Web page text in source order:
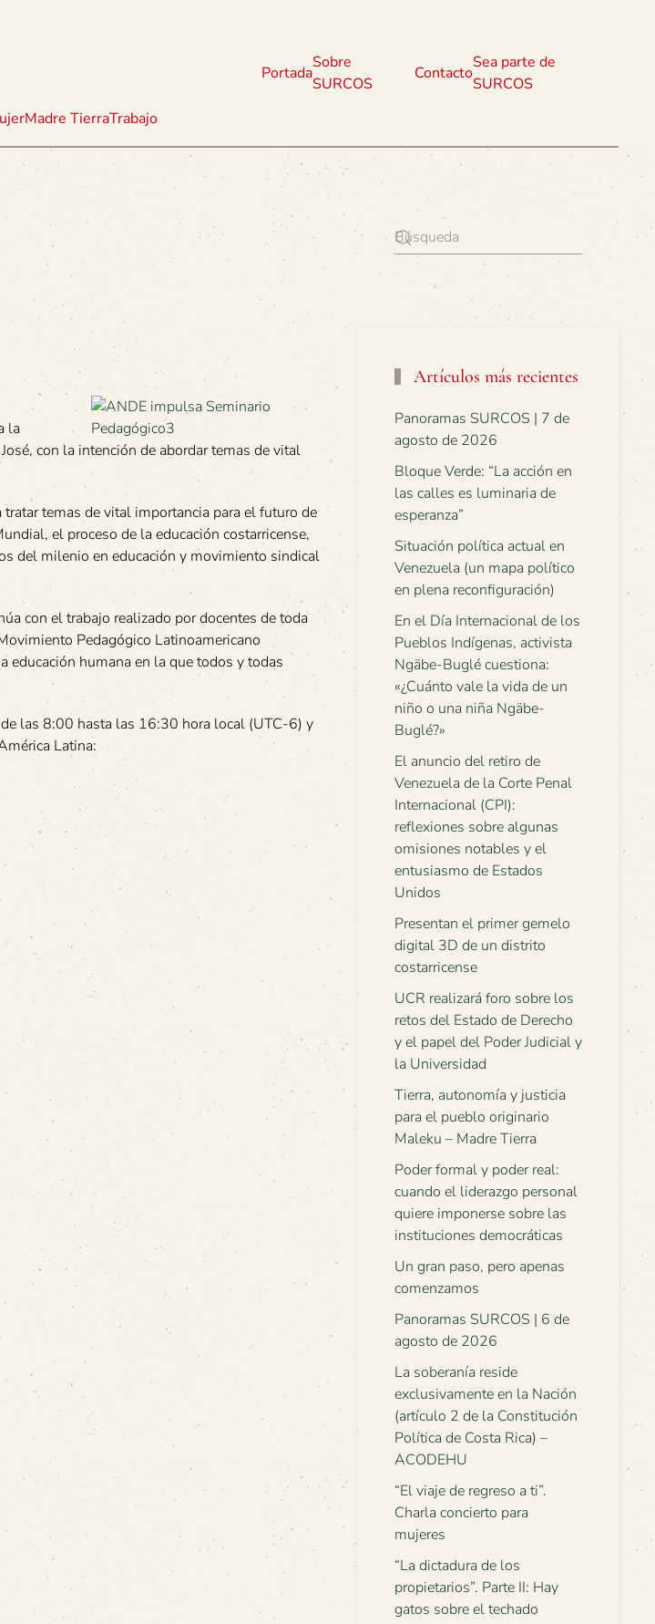
Madre TierraTrabajo
Portada
Sobre
SURCOS
Contacto
Sea parte de
SURCOS
la
con la intención de abordar temas de vital
temas de vital importancia para el futuro de
el proceso de la educación costarricense,
del milenio en educación y movimiento sindical
con el trabajo realizado por docentes de toda
Pedagógico Latinoamericano
educación humana en la que todos y todas
las 8:00 hasta las 16:30 hora local (UTC-6) y
Latina:
Artículos más recientes
Panoramas SURCOS | 7 de
agosto de 2026
Bloque Verde: “La acción en
las calles es luminaria de
esperanza”
Situación política actual en
Venezuela (un mapa político
en plena reconfiguración)
En el Día Internacional de los
Pueblos Indígenas, activista
Ngäbe-Buglé cuestiona:
«¿Cuánto vale la vida de un
niño o una niña Ngäbe-
Buglé?»
El anuncio del retiro de
Venezuela de la Corte Penal
Internacional (CPI):
reflexiones sobre algunas
omisiones notables y el
entusiasmo de Estados
Unidos
Presentan el primer gemelo
digital 3D de un distrito
costarricense
UCR realizará foro sobre los
retos del Estado de Derecho
y el papel del Poder Judicial y
la Universidad
Tierra, autonomía y justicia
para el pueblo originario
Maleku – Madre Tierra
Poder formal y poder real:
cuando el liderazgo personal
quiere imponerse sobre las
instituciones democráticas
Un gran paso, pero apenas
comenzamos
Panoramas SURCOS | 6 de
agosto de 2026
La soberanía reside
exclusivamente en la Nación
(artículo 2 de la Constitución
Política de Costa Rica) –
ACODEHU
“El viaje de regreso a ti”.
Charla concierto para
mujeres
“La dictadura de los
propietarios”. Parte II: Hay
gatos sobre el techado